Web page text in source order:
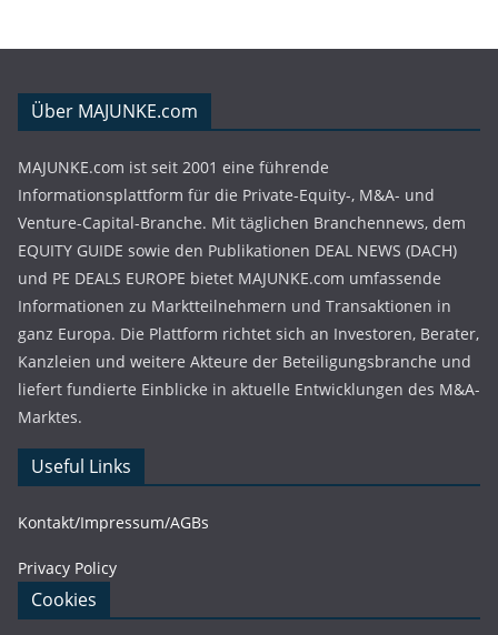
Über MAJUNKE.com
MAJUNKE.com ist seit 2001 eine führende
Informationsplattform für die Private-Equity-, M&A- und
Venture-Capital-Branche. Mit täglichen Branchennews, dem
EQUITY GUIDE sowie den Publikationen DEAL NEWS (DACH)
und PE DEALS EUROPE bietet MAJUNKE.com umfassende
Informationen zu Marktteilnehmern und Transaktionen in
ganz Europa. Die Plattform richtet sich an Investoren, Berater,
Kanzleien und weitere Akteure der Beteiligungsbranche und
liefert fundierte Einblicke in aktuelle Entwicklungen des M&A-
Marktes.
Useful Links
Kontakt/Impressum/AGBs
Privacy Policy
Cookies